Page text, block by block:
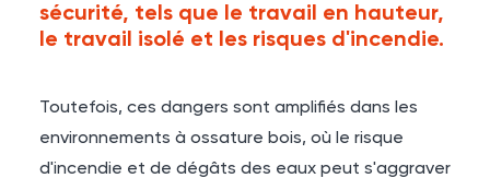
sécurité, tels que le travail en hauteur,
le travail isolé et les risques d'incendie.
Toutefois, ces dangers sont amplifiés dans les
environnements à ossature bois, où le risque
d'incendie et de dégâts des eaux peut s'aggraver